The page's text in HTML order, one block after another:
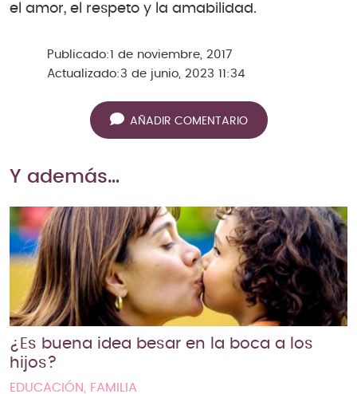
el amor, el respeto y la amabilidad.
Publicado:1 de noviembre, 2017
Actualizado: 3 de junio, 2023 11:34
AÑADIR COMENTARIO
Y además…
¿Es buena idea besar en la boca a los
hijos?
EDUCACIÓN, FAMILIA